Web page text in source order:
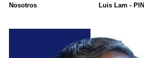
Nosotros Luis Lam - PIN